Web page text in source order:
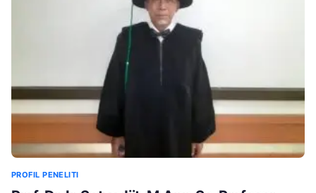
PROFIL PENELITI